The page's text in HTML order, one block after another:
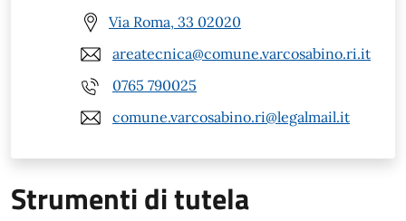
Via Roma, 33 02020
areatecnica@comune.varcosabino.ri.it
0765 790025
comune.varcosabino.ri@legalmail.it
Strumenti di tutela